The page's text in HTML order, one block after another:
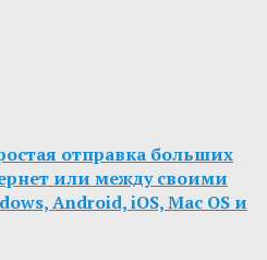
отправка больших
или между своими
Android, iOS, Mac OS и